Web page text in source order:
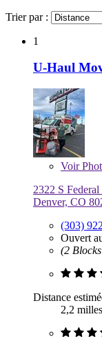
Trier par :
1
U-Haul
Voir
2322 S
Denver, CO
(303)
Ouvert
(2
Distance
2,2 milles